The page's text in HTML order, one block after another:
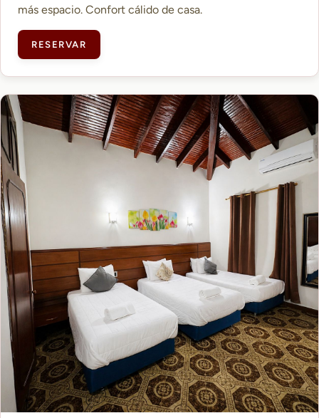
más espacio. Confort cálido de casa.
RESERVAR